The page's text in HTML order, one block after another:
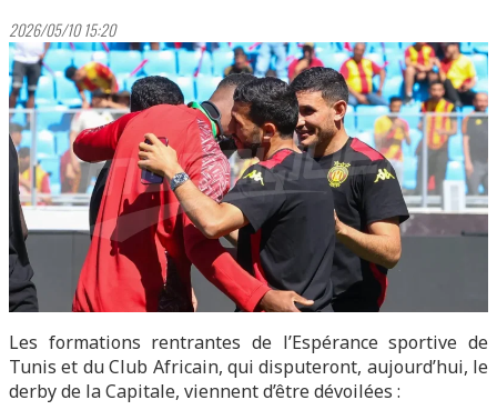
2026/05/10 15:20
Les formations rentrantes de l’Espérance sportive de
Tunis et du Club Africain, qui disputeront, aujourd’hui, le
derby de la Capitale, viennent d’être dévoilées :